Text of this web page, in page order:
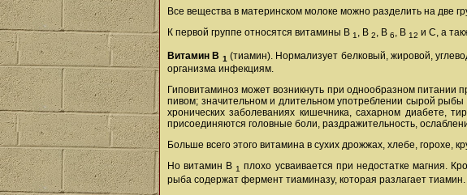
Все вещества в материнском молоке можно разделить на две
К первой группе относятся витамины В 1, В 2, В 6, В 12 и С, а
Витамин В 1 (тиамин). Нормализует белковый, жировой,
организма инфекциям.
Гиповитаминоз может возникнуть при однообразном питании
пивом; значительном и длительном употреблении сырой
хронических заболеваниях кишечника, сахарном диабете,
присоединяются головные боли, раздражительность,
Больше всего этого витамина в сухих дрожжах, хлебе, горохе,
Но витамин В 1 плохо усваивается при недостатке магния.
рыба содержат фермент тиаминазу, которая разлагает